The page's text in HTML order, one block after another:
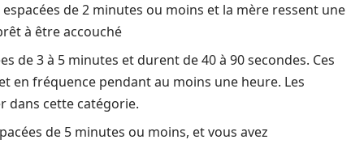
de 2 minutes ou moins et la mère ressent une
à être accouché
de 3 à 5 minutes et durent de 40 à 90 secondes. Ces
en fréquence pendant au moins une heure. Les
dans cette catégorie.
de 5 minutes ou moins, et vous avez